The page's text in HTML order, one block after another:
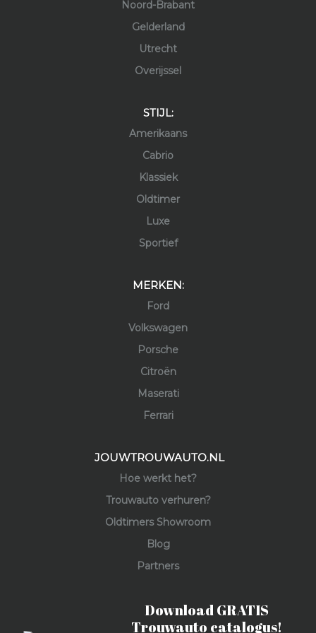
Noord-Brabant
Gelderland
Utrecht
Overijssel
STIJL:
Amerikaans
Cabrio
Klassiek
Oldtimer
Luxe
Sportief
MERKEN:
Ford
Volkswagen
Porsche
Citroën
Maserati
Ferrari
JOUWTROUWAUTO.NL
Hoe werkt het?
Trouwauto verhuren?
Oldtimers Showroom
Blog
Partners
Download GRATIS
Trouwauto catalogus!